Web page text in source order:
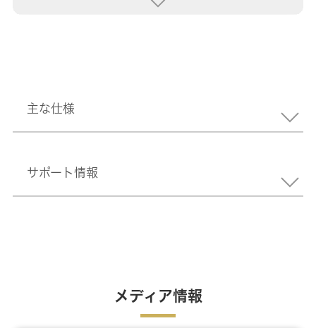
主な仕様
サポート情報
メディア情報